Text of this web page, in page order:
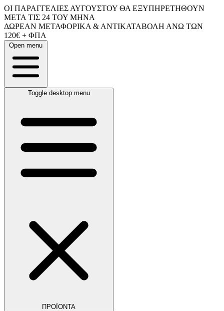
ΟΙ ΠΑΡΑΓΓΕΛΙΕΣ ΑΥΓΟΥΣΤΟΥ ΘΑ ΕΞΥΠΗΡΕΤΗΘΟΥΝ
ΜΕΤΑ ΤΙΣ 24 ΤΟΥ ΜΗΝΑ
ΔΩΡΕΑΝ ΜΕΤΑΦΟΡΙΚΑ & ΑΝΤΙΚΑΤΑΒΟΛΗ ΑΝΩ ΤΩΝ
120€ + ΦΠΑ
Open menu
Toggle desktop menu
ΠΡΟΪΟΝΤΑ